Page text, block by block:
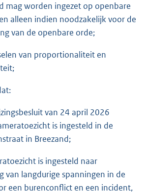
mag worden ingezet op openbare
alleen indien noodzakelijk voor de
van de openbare orde;
van proportionaliteit en
van 24 april 2026
is ingesteld in de
in Breezand;
is ingesteld naar
van langdurige spanningen in de
een burenconflict en een incident,